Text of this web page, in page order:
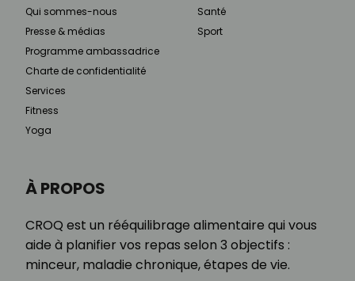
À PROPOS
CROQ est un rééquilibrage alimentaire qui vous
aide à planifier vos repas selon 3 objectifs :
minceur, maladie chronique, étapes de vie.
Qui sommes-nous
Presse & médias
Programme ambassadrice
Charte de confidentialité
Services
Fitness
Yoga
Santé
Sport